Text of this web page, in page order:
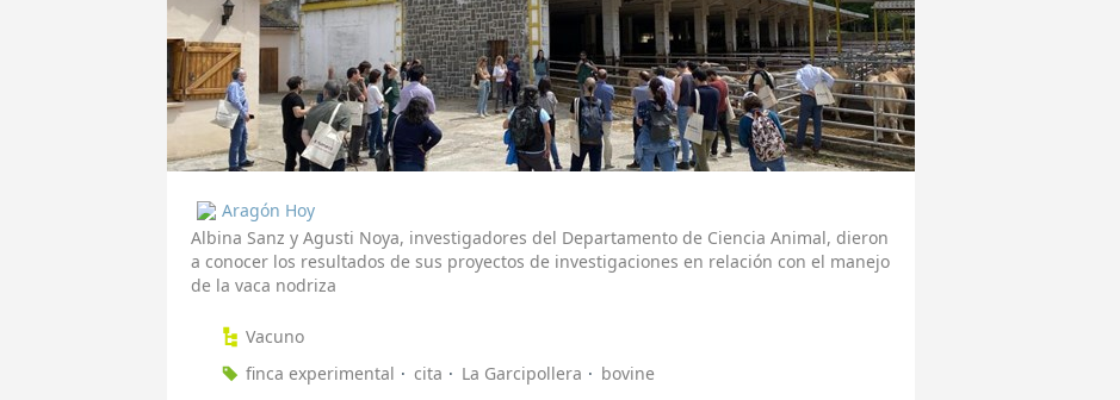
Aragón Hoy
Albina Sanz y Agusti Noya, investigadores del Departamento de Ciencia Animal, dieron
a conocer los resultados de sus proyectos de investigaciones en relación con el manejo
de la vaca nodriza
Vacuno
finca experimental
cita La Garcipollera bovine